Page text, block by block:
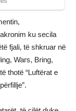
ku secila
fjali, të shkruar në
Wars, Bring,
thotë “Luftërat e